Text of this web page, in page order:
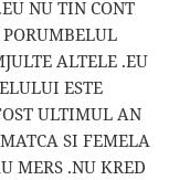
NU TIN CONT
ALTELE .EU
ESTE
ULTIMUL AN
SI FEMELA
MERS .NU KRED